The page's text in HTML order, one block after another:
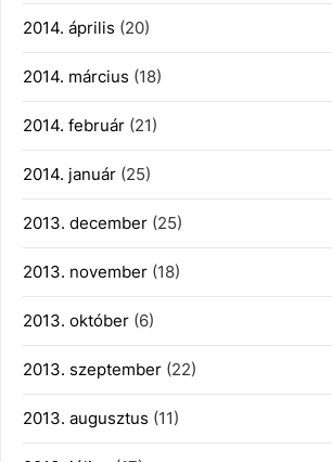
2014. április (20)
2014. március (18)
2014. február (21)
2014. január (25)
2013. december (25)
2013. november (18)
2013. október (6)
2013. szeptember (22)
2013. augusztus (11)